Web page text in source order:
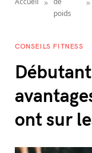
poids
CONSEILS FITNESS
ont sur